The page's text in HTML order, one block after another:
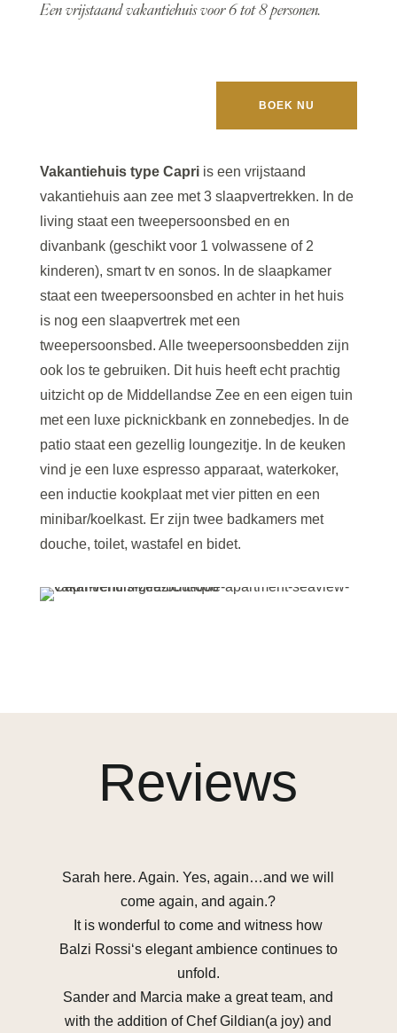
Een vrijstaand vakantiehuis voor 6 tot 8 personen.
BOEK NU
Vakantiehuis type Capri is een vrijstaand
vakantiehuis aan zee met 3 slaapvertrekken. In de
living staat een tweepersoonsbed en en
divanbank (geschikt voor 1 volwassene of 2
kinderen), smart tv en sonos. In de slaapkamer
staat een tweepersoonsbed en achter in het huis
is nog een slaapvertrek met een
tweepersoonsbed. Alle tweepersoonsbedden zijn
ook los te gebruiken. Dit huis heeft echt prachtig
uitzicht op de Middellandse Zee en een eigen tuin
met een luxe picknickbank en zonnebedjes. In de
patio staat een gezellig loungezitje. In de keuken
vind je een luxe espresso apparaat, waterkoker,
een inductie kookplaat met vier pitten en een
minibar/koelkast. Er zijn twee badkamers met
douche, toilet, wastafel en bidet.
Reviews
Sarah here. Again. Yes, again…and we will
come again, and again.?
It is wonderful to come and witness how
Balzi Rossi‘s elegant ambience continues to
unfold.
Sander and Marcia make a great team, and
with the addition of Chef Gildian(a joy) and